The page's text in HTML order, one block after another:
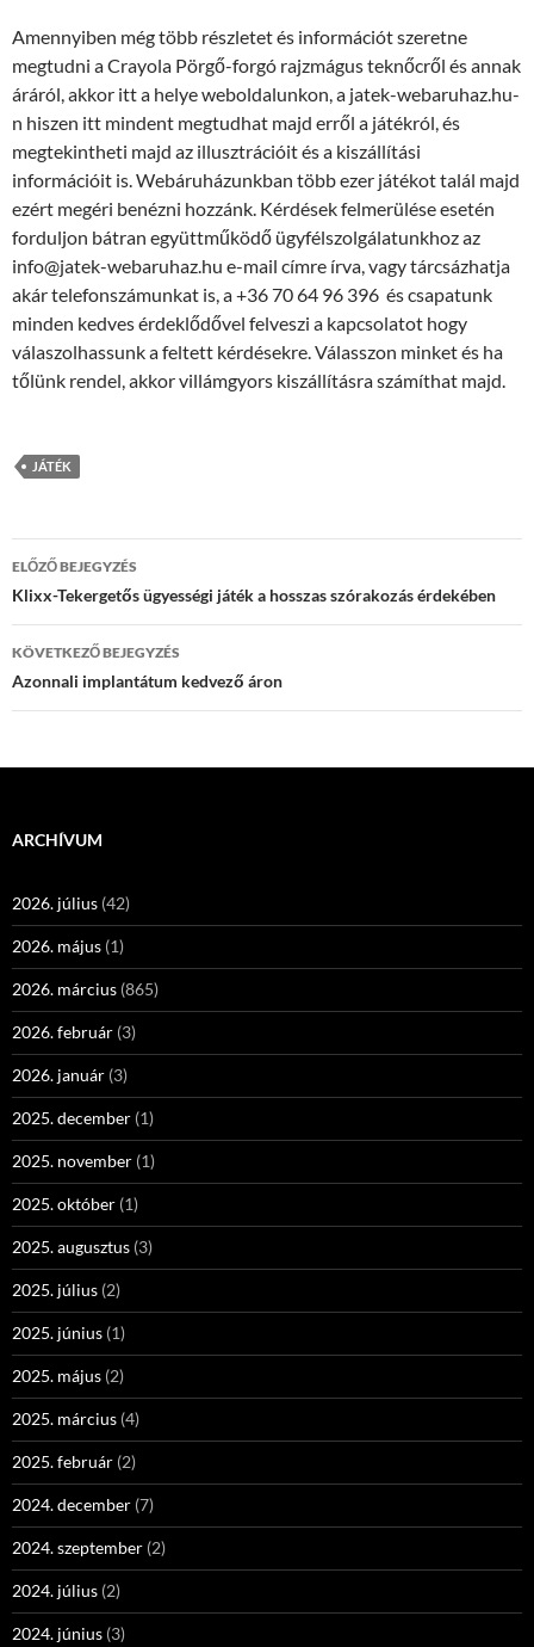
Amennyiben még több részletet és információt szeretne
megtudni a Crayola Pörgő-forgó rajzmágus teknőcről és annak
áráról, akkor itt a helye weboldalunkon, a jatek-webaruhaz.hu-
n hiszen itt mindent megtudhat majd erről a játékról, és
megtekintheti majd az illusztrációit és a kiszállítási
információit is. Webáruházunkban több ezer játékot talál majd
ezért megéri benézni hozzánk. Kérdések felmerülése esetén
forduljon bátran együttműködő ügyfélszolgálatunkhoz az
info@jatek-webaruhaz.hu e-mail címre írva, vagy tárcsázhatja
akár telefonszámunkat is, a +36 70 64 96 396 és csapatunk
minden kedves érdeklődővel felveszi a kapcsolatot hogy
válaszolhassunk a feltett kérdésekre. Válasszon minket és ha
tőlünk rendel, akkor villámgyors kiszállításra számíthat majd.
JÁTÉK
Bejegyzés
navigáció
ELŐZŐ BEJEGYZÉS
Klixx-Tekergetős ügyességi játék a hosszas szórakozás érdekében
KÖVETKEZŐ BEJEGYZÉS
Azonnali implantátum kedvező áron
ARCHÍVUM
2026. július (42)
2026. május (1)
2026. március (865)
2026. február (3)
2026. január (3)
2025. december (1)
2025. november (1)
2025. október (1)
2025. augusztus (3)
2025. július (2)
2025. június (1)
2025. május (2)
2025. március (4)
2025. február (2)
2024. december (7)
2024. szeptember (2)
2024. július (2)
2024. június (3)